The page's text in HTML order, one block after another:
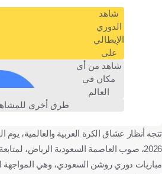
سيلتا فيجو
جنوى ضد كالياري
يوفنتوس ضد كريمونيزي
ليفربول ضد بارنسلي
الحزم ضد النجمة
دوري روشن السعودي
الاتفاق ضد الخليج
الهلال ضد النصر الهلال
شاهد
الدوري
الإيطالي
على
شاهد من أي
مكان في
العالم
طرق أخرى
2026، صوب العاصمة السعودية الرياض،
مباريات دوري روشن السعودي، وهي المواجهة